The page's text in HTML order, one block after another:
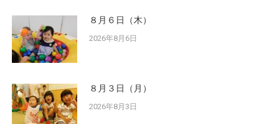
８月６日（木）
2026年8月6日
８月３日（月）
2026年8月3日